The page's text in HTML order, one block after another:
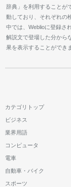
辞典」を利用することが
動しており、それぞれの
中では、Weblioに登録さ
解説文で登場した分から
果を表示することができ
カテゴリトップ
ビジネス
業界用語
コンピュータ
電車
自動車・バイク
スポーツ